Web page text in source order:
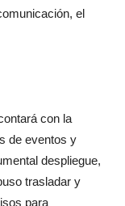
el
con la
de eventos y
despliegue,
trasladar y
para